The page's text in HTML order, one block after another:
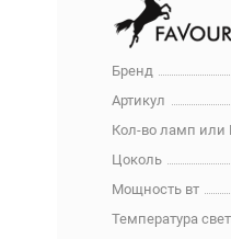
Бренд
Артикул
Кол-во ламп или
Цоколь
Мощность вт
Температура